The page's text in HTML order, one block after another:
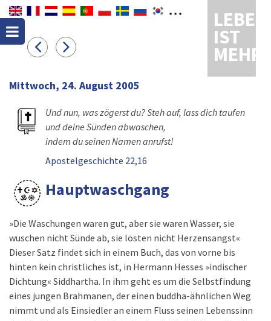
LEBEN
IST
MEHR
Mittwoch, 24. August 2005
Und nun, was zögerst du? Steh auf, lass dich taufen
und deine Sünden abwaschen,
indem du seinen Namen anrufst!
Apostelgeschichte 22,16
Hauptwaschgang
»Die Waschungen waren gut, aber sie waren Wasser, sie
wuschen nicht Sünde ab, sie lösten nicht Herzensangst«
Dieser Satz findet sich in einem Buch, das von vorne bis
hinten kein christliches ist, in Hermann Hesses »indischer
Dichtung« Siddhartha. In ihm geht es um die Selbstfindung
eines jungen Brahmanen, der einen buddha-ähnlichen Weg
nimmt und als Einsiedler an einem Fluss seinen Lebenssinn